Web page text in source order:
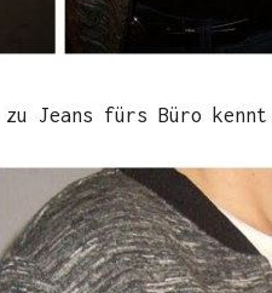
Jeans fürs Büro